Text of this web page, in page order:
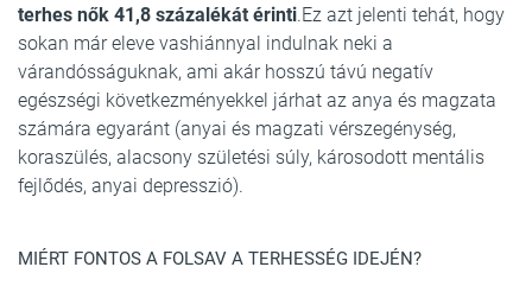
terhes nők 41,8 százalékát érinti.Ez azt jelenti tehát, hogy
sokan már eleve vashiánnyal indulnak neki a
várandósságuknak, ami akár hosszú távú negatív
egészségi következményekkel járhat az anya és magzata
számára egyaránt (anyai és magzati vérszegénység,
koraszülés, alacsony születési súly, károsodott mentális
fejlődés, anyai depresszió).
MIÉRT FONTOS A FOLSAV A TERHESSÉG IDEJÉN?